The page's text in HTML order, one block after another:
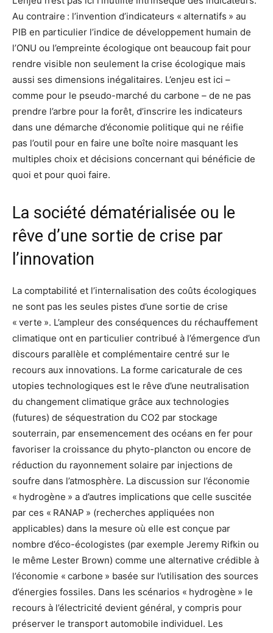
Au contraire : l’invention d’indicateurs « alternatifs » au
PIB en particulier l’indice de développement humain de
l’ONU ou l’empreinte écologique ont beaucoup fait pour
rendre visible non seulement la crise écologique mais
aussi ses dimensions inégalitaires. L’enjeu est ici –
comme pour le pseudo-marché du carbone – de ne pas
prendre l’arbre pour la forêt, d’inscrire les indicateurs
dans une démarche d’économie politique qui ne réifie
pas l’outil pour en faire une boîte noire masquant les
multiples choix et décisions concernant qui bénéficie de
quoi et pour quoi faire.
La société dématérialisée ou le
rêve d’une sortie de crise par
l’innovation
La comptabilité et l’internalisation des coûts écologiques
ne sont pas les seules pistes d’une sortie de crise
« verte ». L’ampleur des conséquences du réchauffement
climatique ont en particulier contribué à l’émergence d’un
discours parallèle et complémentaire centré sur le
recours aux innovations. La forme caricaturale de ces
utopies technologiques est le rêve d’une neutralisation
du changement climatique grâce aux technologies
(futures) de séquestration du CO2 par stockage
souterrain, par ensemencement des océans en fer pour
favoriser la croissance du phyto-plancton ou encore de
réduction du rayonnement solaire par injections de
soufre dans l’atmosphère. La discussion sur l’économie
« hydrogène » a d’autres implications que celle suscitée
par ces « RANAP » (recherches appliquées non
applicables) dans la mesure où elle est conçue par
nombre d’éco-écologistes (par exemple Jeremy Rifkin ou
le même Lester Brown) comme une alternative crédible à
l’économie « carbone » basée sur l’utilisation des sources
d’énergies fossiles. Dans les scénarios « hydrogène » le
recours à l’électricité devient général, y compris pour
préserver le transport automobile individuel. Les